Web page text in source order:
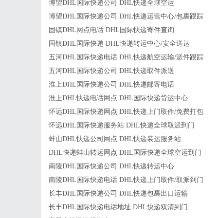
博望DHL国际快递公司 DHL快递全球空运
博望DHL国际快递公司 DHL快递运营中心/包裹跟踪
固镇DHL网点电话 DHL国际快递寄件查询
固镇DHL国际快递 DHL快递转运中心/安全送达
五河DHL国际快递电话 DHL快递航空运输/派件跟踪
五河DHL国际快递公司 DHL快递取件派送
淮上DHL国际快递公司 DHL快递邮寄电话
淮上DHL快递电话网点 DHL国际快递货运中心
怀远DHL国际快递网点 DHL快递上门取件/免费打包
怀远DHL国际快递服务站 DHL快递全球取派到门
蚌山DHL快递公司网点 DHL快递装运服务站
DHL快递蚌山转运网点 DHL国际快递全球空运到门
南陵DHL国际快递公司 DHL快递转运中心
南陵DHL国际快递电话 DHL快递上门取件/取派到门
长丰DHL国际快递公司 DHL快递包裹出口运输
长丰DHL国际快递电话地址 DHL快递双清到门